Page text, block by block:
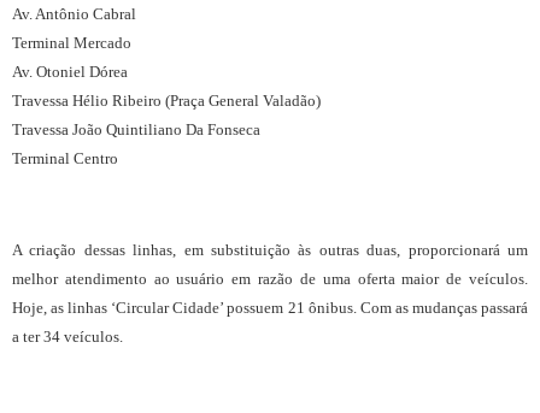
Av. Antônio Cabral
Terminal Mercado
Av. Otoniel Dórea
Travessa Hélio Ribeiro (Praça General Valadão)
Travessa João Quintiliano Da Fonseca
Terminal Centro
A criação dessas linhas, em substituição às outras duas, proporcionará um
melhor atendimento ao usuário em razão de uma oferta maior de veículos.
Hoje, as linhas ‘Circular Cidade’ possuem 21 ônibus. Com as mudanças passará
a ter 34 veículos.